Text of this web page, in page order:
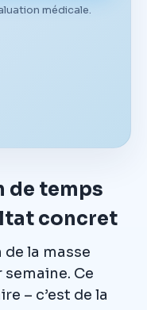
médicale.
de temps
concret
la masse
semaine. Ce
– c’est de la